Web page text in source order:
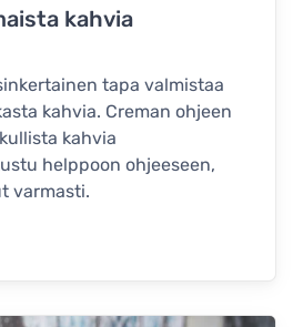
kahvia
tapa valmistaa
kahvia. Creman ohjeen
kahvia
helppoon ohjeeseen,
varmasti.